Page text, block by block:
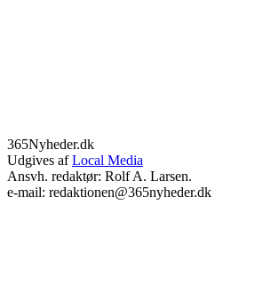
365Nyheder.dk
Udgives afLocal Media
Ansvh. redaktør: Rolf A. Larsen.
e-mail: redaktionen@365nyheder.dk